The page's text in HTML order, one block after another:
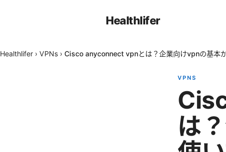
Healthlifer
Healthlifer › VPNs › Cisco anyconnect vpnとは？企業向けvpnの基本
VPNS
は